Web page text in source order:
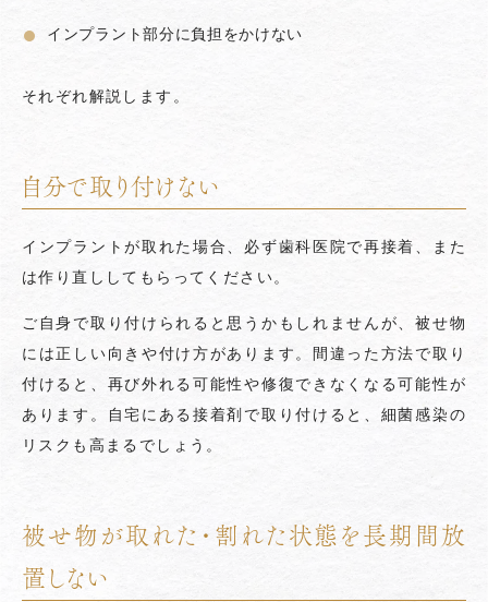
インプラント部分に負担をかけない
それぞれ解説します。
自分で取り付けない
インプラントが取れた場合、必ず歯科医院で再接着、また
は作り直ししてもらってください。
ご自身で取り付けられると思うかもしれませんが、被せ物
には正しい向きや付け方があります。間違った方法で取り
付けると、再び外れる可能性や修復できなくなる可能性が
あります。自宅にある接着剤で取り付けると、細菌感染の
リスクも高まるでしょう。
被せ物が取れた・割れた状態を長期間放
置しない